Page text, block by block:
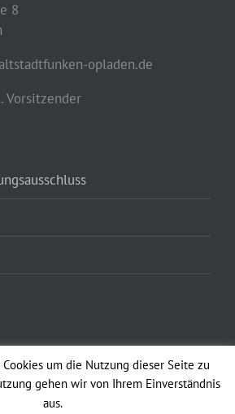
8
opladen.de
Vorsitzender
Opladen vun 1902 e.V. Avada Theme
um die Nutzung dieser Seite zu
gehen wir von Ihrem Einverständnis
aus.